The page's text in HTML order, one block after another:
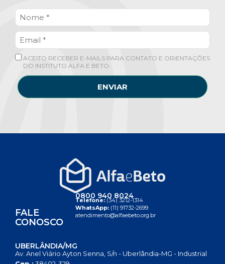
ACEITO RECEBER E-MAILS PARA CONTATO E ORIENTAÇÕES
DO INSTITUTO ALFA E BETO.
ENVIAR
FALE
CONOSCO
0800 940 8024
Telefone:(34) 3212-1314
WhatsApp: (11) 91732-2699
atendimento@alfaebeto.org.br
UBERLÂNDIA/MG
Av. Anel Viário Ayton Senna, S/n - Uberlândia-MG - Industrial